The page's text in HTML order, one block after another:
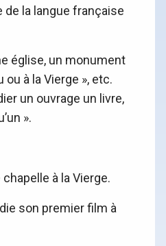
de la langue française
église, un monument
ou à la Vierge », etc.
un ouvrage un livre,
».
à la Vierge.
son premier film à